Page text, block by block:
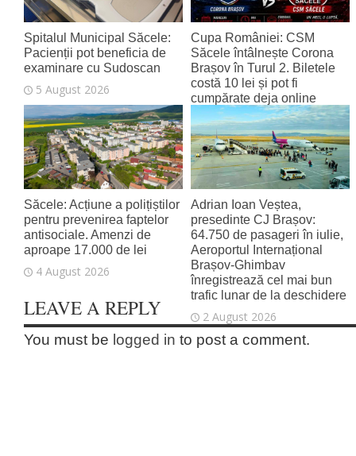
Spitalul Municipal Săcele:
Pacienții pot beneficia de
examinare cu Sudoscan
5 August 2026
Cupa României: CSM
Săcele întâlnește Corona
Brașov în Turul 2. Biletele
costă 10 lei și pot fi
cumpărate deja online
4 August 2026
Săcele: Acțiune a polițiștilor
pentru prevenirea faptelor
antisociale. Amenzi de
aproape 17.000 de lei
4 August 2026
Adrian Ioan Veștea,
presedinte CJ Brașov:
64.750 de pasageri în iulie,
Aeroportul Internațional
Brașov‑Ghimbav
înregistrează cel mai bun
trafic lunar de la deschidere
2 August 2026
LEAVE A REPLY
You must be logged in to post a comment.